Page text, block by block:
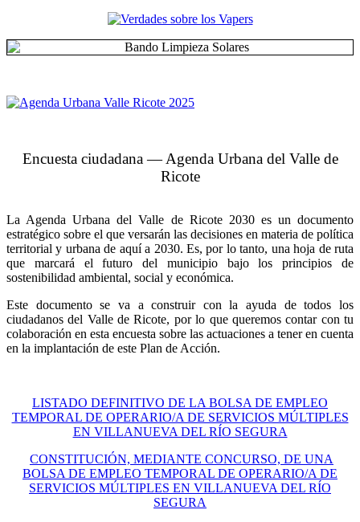
Encuesta ciudadana — Agenda Urbana del Valle de
Ricote
La Agenda Urbana del Valle de Ricote 2030 es un documento
estratégico sobre el que versarán las decisiones en materia de política
territorial y urbana de aquí a 2030. Es, por lo tanto, una hoja de ruta
que marcará el futuro del municipio bajo los principios de
sostenibilidad ambiental, social y económica.
Este documento se va a construir con la ayuda de todos los
ciudadanos del Valle de Ricote, por lo que queremos contar con tu
colaboración en esta encuesta sobre las actuaciones a tener en cuenta
en la implantación de este Plan de Acción.
LISTADO DEFINITIVO DE LA BOLSA DE EMPLEO
TEMPORAL DE OPERARIO/A DE SERVICIOS MÚLTIPLES
EN VILLANUEVA DEL RÍO SEGURA
CONSTITUCIÓN, MEDIANTE CONCURSO, DE UNA
BOLSA DE EMPLEO TEMPORAL DE OPERARIO/A DE
SERVICIOS MÚLTIPLES EN VILLANUEVA DEL RÍO
SEGURA